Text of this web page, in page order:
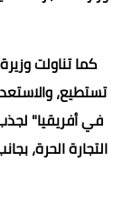
كما تناولت
تستطيع،
في أفريقيا"
التجارة الحرة،